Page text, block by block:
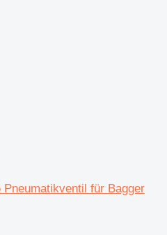
für Bagger